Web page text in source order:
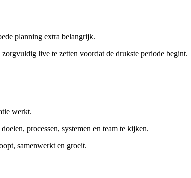
planning extra belangrijk.
live te zetten voordat de drukste periode begint.
werkt.
processen, systemen en team te kijken.
samenwerkt en groeit.